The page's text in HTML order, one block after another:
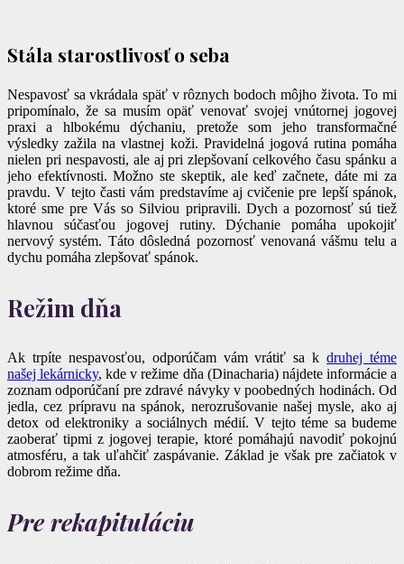
Stála starostlivosť o seba
Nespavosť sa vkrádala späť v rôznych bodoch môjho života. To mi
pripomínalo, že sa musím opäť venovať svojej vnútornej jogovej
praxi a hlbokému dýchaniu, pretože som jeho transformačné
výsledky zažila na vlastnej koži. Pravidelná jogová rutina pomáha
nielen pri nespavosti, ale aj pri zlepšovaní celkového času spánku a
jeho efektívnosti. Možno ste skeptik, ale keď začnete, dáte mi za
pravdu. V tejto časti vám predstavíme aj cvičenie pre lepší spánok,
ktoré sme pre Vás so Silviou pripravili. Dych a pozornosť sú tiež
hlavnou súčasťou jogovej rutiny. Dýchanie pomáha upokojiť
nervový systém. Táto dôsledná pozornosť venovaná vášmu telu a
dychu pomáha zlepšovať spánok.
Režim dňa
Ak trpíte nespavosťou, odporúčam vám vrátiť sa kdruhej téme
našej lekárnicky, kde v režime dňa (Dinacharia) nájdete informácie a
zoznam odporúčaní pre zdravé návyky v poobedných hodinách. Od
jedla, cez prípravu na spánok, nerozrušovanie našej mysle, ako aj
detox od elektroniky a sociálnych médií. V tejto téme sa budeme
zaoberať tipmi z jogovej terapie, ktoré pomáhajú navodiť pokojnú
atmosféru, a tak uľahčiť zaspávanie. Základ je však pre začiatok v
dobrom režime dňa.
Pre rekapituláciu